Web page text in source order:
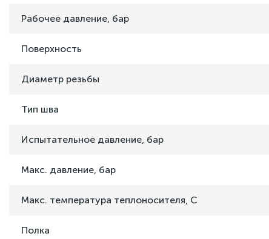
Рабочее давление, бар
Поверхность
Диаметр резьбы
Тип шва
Испытательное давление, бар
Макс. давление, бар
Макс. температура теплоносителя, C
Полка